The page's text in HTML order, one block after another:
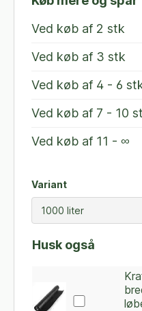
Ved køb af 2 stk
Ved køb af 3 stk
Ved køb af 4 - 6
Ved køb af 7 - 10
Ved køb af 11 - ∞
Variant
Husk også